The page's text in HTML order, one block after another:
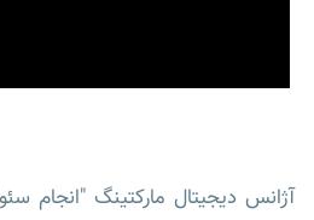
آژانس دیجیتال مارکتینگ "انجام